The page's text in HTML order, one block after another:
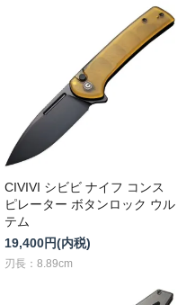
CIVIVI シビビ ナイフ コンス
ピレーター ボタンロック ウル
テム
19,400円(内税)
刃長：8.89cm